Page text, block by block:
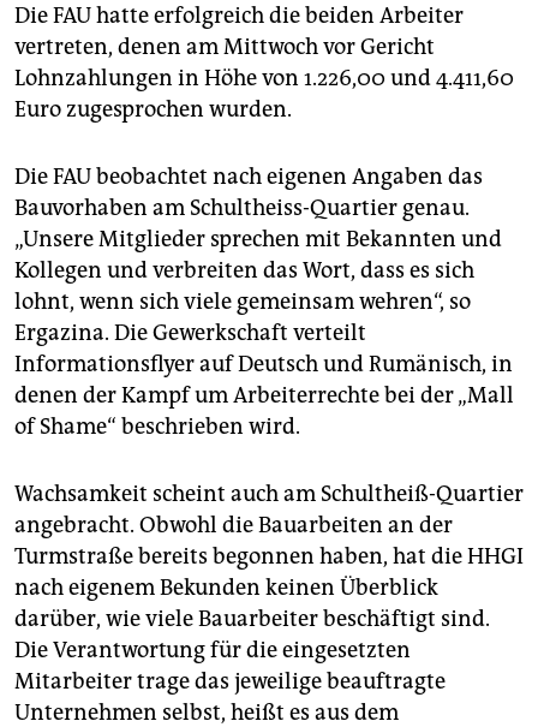
Die FAU hatte erfolgreich die beiden Arbeiter
vertreten, denen am Mittwoch vor Gericht
Lohnzahlungen in Höhe von 1.226,00 und 4.411,60
Euro zugesprochen wurden.
Die FAU beobachtet nach eigenen Angaben das
Bauvorhaben am Schultheiss-Quartier genau.
„Unsere Mitglieder sprechen mit Bekannten und
Kollegen und verbreiten das Wort, dass es sich
lohnt, wenn sich viele gemeinsam wehren“, so
Ergazina. Die Gewerkschaft verteilt
Informationsflyer auf Deutsch und Rumänisch, in
denen der Kampf um Arbeiterrechte bei der „Mall
of Shame“ beschrieben wird.
Wachsamkeit scheint auch am Schultheiß-Quartier
angebracht. Obwohl die Bauarbeiten an der
Turmstraße bereits begonnen haben, hat die HHGI
nach eigenem Bekunden keinen Überblick
darüber, wie viele Bauarbeiter beschäftigt sind.
Die Verantwortung für die eingesetzten
Mitarbeiter trage das jeweilige beauftragte
Unternehmen selbst, heißt es aus dem